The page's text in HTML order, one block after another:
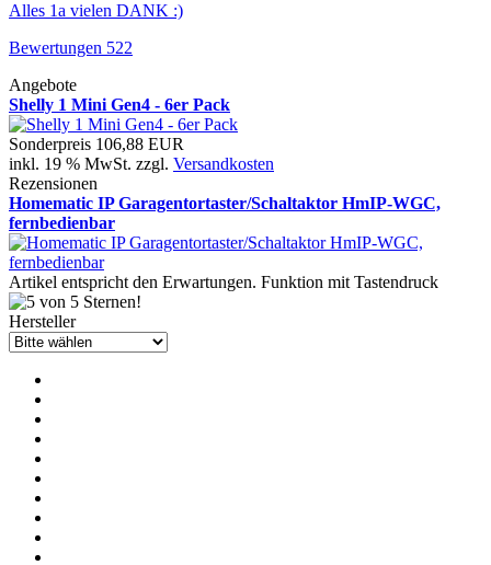
Alles 1a vielen DANK :)
Bewertungen 522
Angebote
Shelly 1 Mini Gen4 - 6er Pack
Sonderpreis 106,88 EUR
inkl. 19 % MwSt. zzgl. Versandkosten
Rezensionen
Homematic IP Garagentortaster/Schaltaktor HmIP-WGC,
fernbedienbar
Artikel entspricht den Erwartungen. Funktion mit Tastendruck
Hersteller